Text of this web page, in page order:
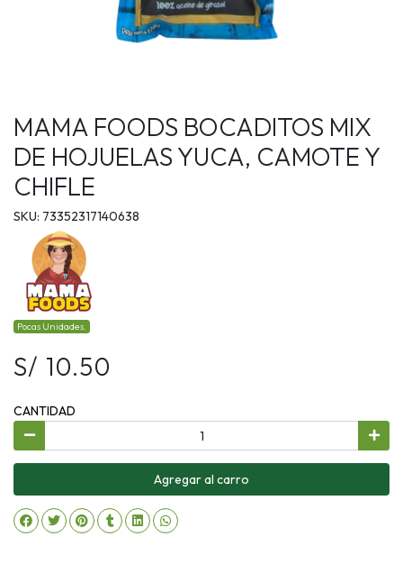
MAMA FOODS BOCADITOS MIX
DE HOJUELAS YUCA, CAMOTE Y
CHIFLE
SKU: 73352317140638
Pocas Unidades.
S/ 10.50
CANTIDAD
Agregar al carro